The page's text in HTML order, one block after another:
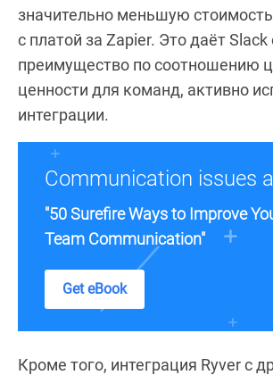
значительно меньшую
с платой за Zapier. Это даёт
преимущество по соотношению
ценности для команд, активно
интеграции.
Communication issues
"50 Surefire Ways to Improve
Team Communication"
Get eBook
Кроме того, интеграция Ryver с